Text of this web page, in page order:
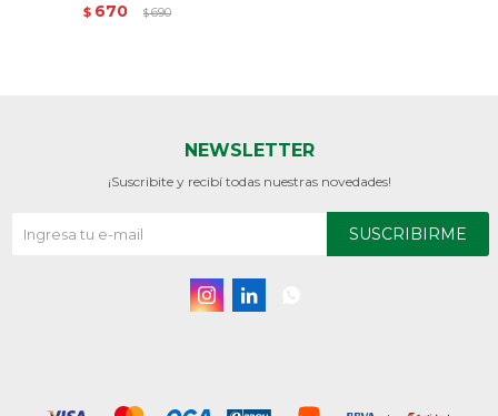
$ 670 $690
NEWSLETTER
¡Suscribite y recibí todas nuestras novedades!
SUSCRIBIRME
 